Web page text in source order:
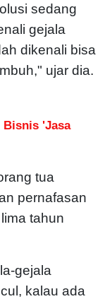
sedang
gejala
dikenali bisa
ujar dia.
Bisnis 'Jasa
tua
pernafasan
tahun
gejala
kalau ada